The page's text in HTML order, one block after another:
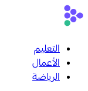
التعليم
الأعمال
الرياضة